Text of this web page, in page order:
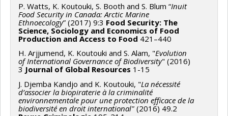
P. Watts, K. Koutouki, S. Booth and S. Blum “Inuit
Food Security in Canada: Arctic Marine
Ethnoecology” (2017) 9:3 Food Security: The
Science, Sociology and Economics of Food
Production and Access to Food 421–440
H. Arjjumend, K. Koutouki and S. Alam, "Evolution
of International Governance of Biodiversity" (2016)
3 Journal of Global Resources 1-15
J. Djemba Kandjo and K. Koutouki, "La nécessité
d’associer la biopiraterie à la criminalité
environnementale pour une protection efficace de la
biodiversité en droit international" (2016) 49.2